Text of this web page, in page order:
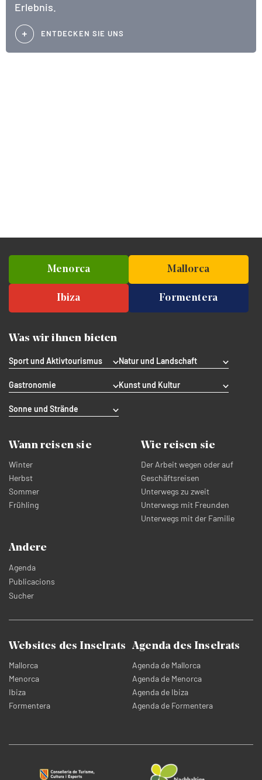
Erlebnis.
ENTDECKEN SIE UNS
Menorca Mallorca
Ibiza Formentera
Was wir ihnen bieten
Sport und Aktivtourismus Natur und Landschaft
Gastronomie Kunst und Kultur
Sonne und Strände
Wann reisen sie
Winter
Herbst
Sommer
Frühling
Wie reisen sie
Der Arbeit wegen oder auf
Geschäftsreisen
Unterwegs zu zweit
Unterwegs mit Freunden
Unterwegs mit der Familie
Andere
Agenda
Publicacions
Sucher
Websites des Inselrats
Mallorca
Menorca
Ibiza
Formentera
Agenda des Inselrats
Agenda de Mallorca
Agenda de Menorca
Agenda de Ibiza
Agenda de Formentera